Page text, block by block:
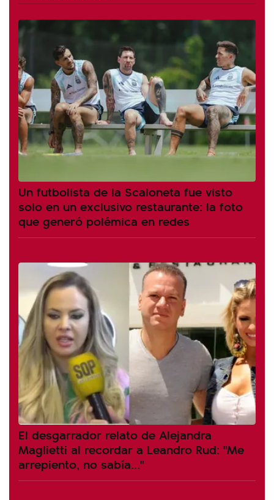
Un futbolista de la Scaloneta fue visto
solo en un exclusivo restaurante: la foto
que generó polémica en redes
El desgarrador relato de Alejandra
Maglietti al recordar a Leandro Rud: "Me
arrepiento, no sabía..."